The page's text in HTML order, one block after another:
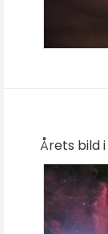
Årets bild i